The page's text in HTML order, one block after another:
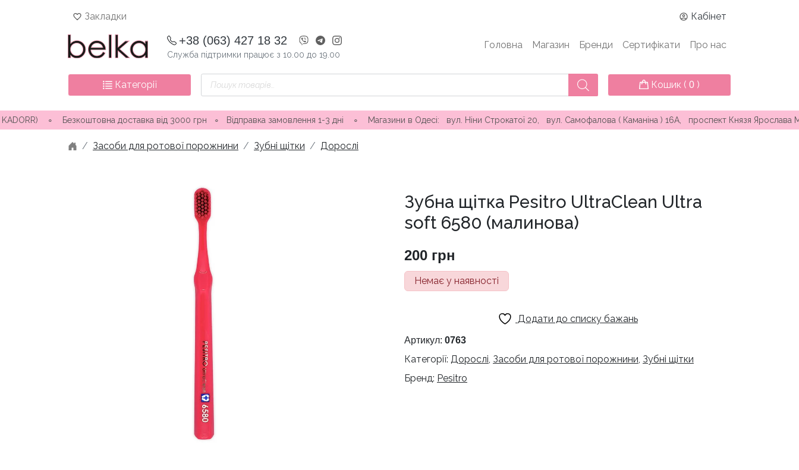
Закладки Кабінет
+38 (063) 427 18 32
Служба підтримки працює з 10.00 до 19.00
Головна Магазин Бренди Сертифікати Про нас
Категорії
Пошук
товарів
Кошик ( 0 )
∘ Безкоштовна доставка від 3000 грн∘Відправка замовлення 1-3 дні ∘ Магазини в Одесі: вул. Ніни Строкатої 20, вул. Самофалова ( Каманіна ) 16А, проспект Князя Ярослава
Засоби для ротової порожнини Зубні щітки Дорослі
Зубна щітка Pesitro UltraClean Ultra
soft 6580 (малинова)
200 грн
Немає у наявності
Додати до списку бажань
Артикул: 0763
Категорії: Дорослі, Засоби для ротової порожнини, Зубні щітки
Бренд: Pesitro